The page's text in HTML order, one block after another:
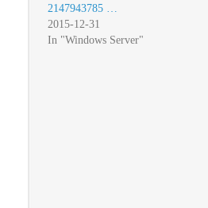
2147943785 …
2015-12-31
In "Windows Server"